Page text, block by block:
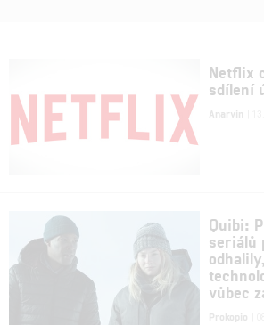
Netflix
sdílení
Anarvin
Quibi:
seriálů
vůbec
Prokopio